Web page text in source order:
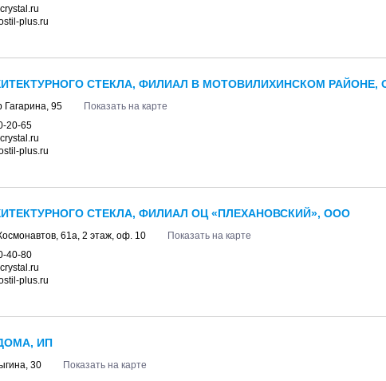
plus.ru
СТЕКЛА, ФИЛИАЛ В МОТОВИЛИХИНСКОМ РАЙОНЕ,
Гагарина, 95
Показать на карте
20-65
plus.ru
СТЕКЛА, ФИЛИАЛ ОЦ «ПЛЕХАНОВСКИЙ», ООО
61а, 2 этаж, оф. 10
Показать на карте
40-80
plus.ru
ИП
30
Показать на карте